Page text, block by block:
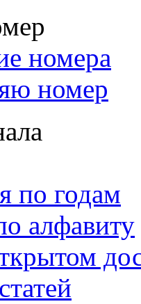
номера
номер
по годам
алфавиту